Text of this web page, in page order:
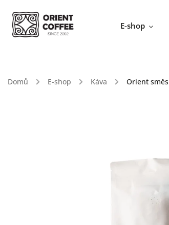
E-shop
Domů / E-shop / Káva / Orient směs